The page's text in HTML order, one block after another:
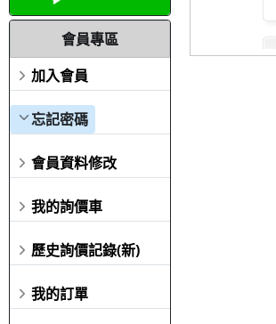
會員專區
加入會員
忘記密碼
會員資料修改
我的詢價車
歷史詢價記錄(新)
我的訂單